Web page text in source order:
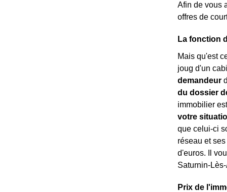
Afin de vous
offres de
La fonction
Mais qu'est
joug d'un
demandeur
du dossier
immobilier
votre
que celui-ci
réseau et
d'euros. Il
Saturnin-
Prix de